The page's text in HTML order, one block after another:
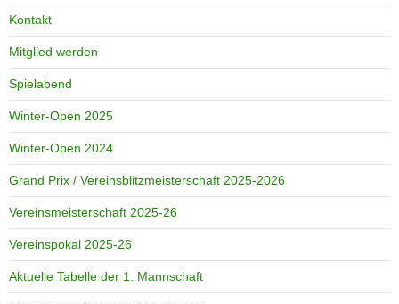
Kontakt
Mitglied werden
Spielabend
Winter-Open 2025
Winter-Open 2024
Grand Prix / Vereinsblitzmeisterschaft 2025-2026
Vereinsmeisterschaft 2025-26
Vereinspokal 2025-26
Aktuelle Tabelle der 1. Mannschaft